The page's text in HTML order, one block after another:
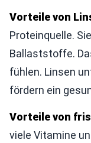
Vorteile von
Proteinquelle.
Ballaststoffe.
fühlen. Linsen
fördern ein
Vorteile von
viele Vitamine